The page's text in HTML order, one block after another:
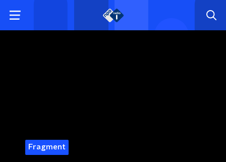
Fragment